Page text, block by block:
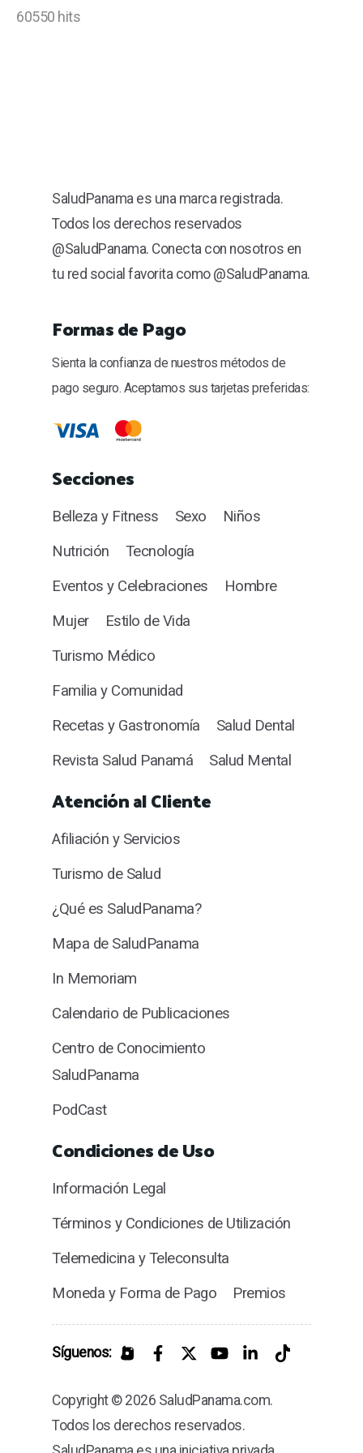
60550 hits
SaludPanama es una marca registrada.
Todos los derechos reservados
@SaludPanama. Conecta con nosotros en
tu red social favorita como @SaludPanama.
Formas de Pago
Sienta la confianza de nuestros métodos de
pago seguro. Aceptamos sus tarjetas preferidas:
Secciones
Belleza y Fitness Sexo
Niños
Nutrición
Tecnología
Eventos y Celebraciones
Hombre
Mujer
Estilo de Vida
Turismo Médico
Familia y Comunidad
Recetas y Gastronomía
Salud Dental
Revista Salud Panamá
Salud Mental
Atención al Cliente
Afiliación y Servicios
Turismo de Salud
¿Qué es SaludPanama?
Mapa de SaludPanama
In Memoriam
Calendario de Publicaciones
Centro de Conocimiento
SaludPanama
PodCast
Condiciones de Uso
Información Legal
Términos y Condiciones de Utilización
Telemedicina y Teleconsulta
Moneda y Forma de Pago
Premios
Síguenos:
Copyright © 2026 SaludPanama.com.
Todos los derechos reservados.